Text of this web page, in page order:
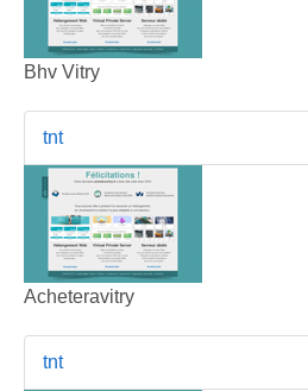
Bhv Vitry
tnt
Acheteravitry
tnt